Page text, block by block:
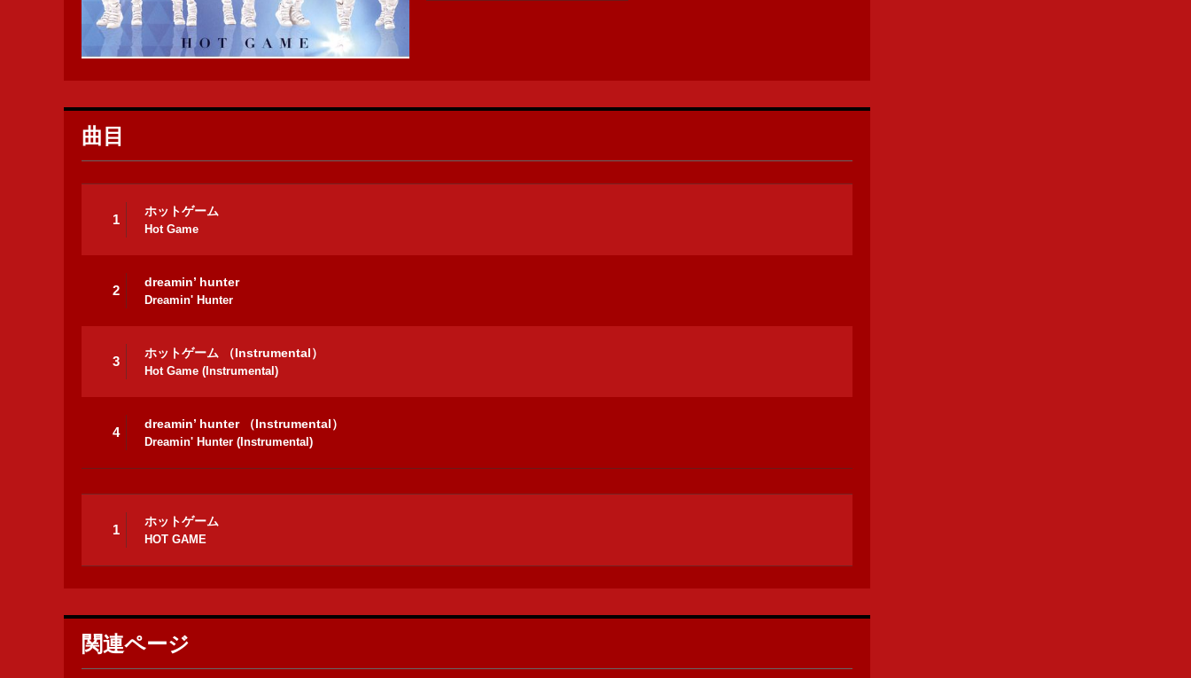
曲目
1
ホットゲーム
Hot Game
2
dreamin’ hunter
Dreamin' Hunter
3
ホットゲーム （Instrumental）
Hot Game (Instrumental)
4
dreamin’ hunter （Instrumental）
Dreamin' Hunter (Instrumental)
1
ホットゲーム
HOT GAME
関連ページ